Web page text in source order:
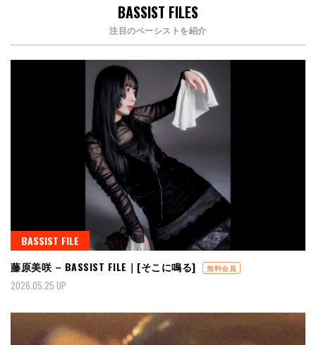
BASSIST FILES
注目のベーシストを紹介
BASSIST FILE
藤原美咲 – BASSIST FILE｜[そこに鳴る]
無料会員
2026.05.25 UP